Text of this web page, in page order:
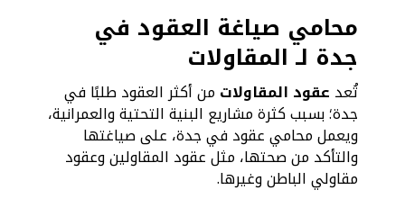
محامي صياغة العقود في
جدة لـ المقاولات
تُعد عقود المقاولات من أكثر العقود طلبًا في
جدة؛ بسبب كثرة مشاريع البنية التحتية والعمرانية،
ويعمل محامي عقود في جدة، على صياغتها
والتأكد من صحتها، مثل عقود المقاولين وعقود
مقاولي الباطن وغيرها.